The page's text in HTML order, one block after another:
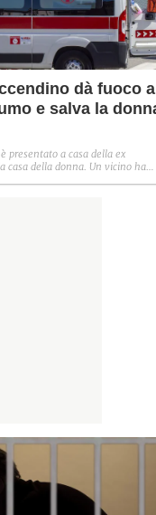
dà fuoco
e salva la
presentato a casa della ex
casa della donna. Un vicino ha